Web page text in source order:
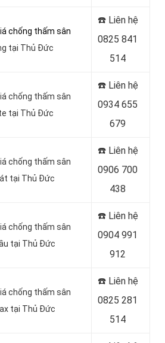
chống thấm sân
tại Thủ Đức
☎️ Liên hệ
0825 841
514
chống thấm sân
tại Thủ Đức
☎️ Liên hệ
0934 655
679
chống thấm sân
tại Thủ Đức
☎️ Liên hệ
0906 700
438
chống thấm sân
tại Thủ Đức
☎️ Liên hệ
0904 991
912
chống thấm sân
tại Thủ Đức
☎️ Liên hệ
0825 281
514